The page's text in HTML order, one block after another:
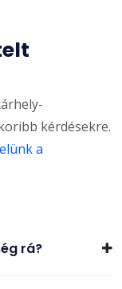
kérdésekre.
a
rá?